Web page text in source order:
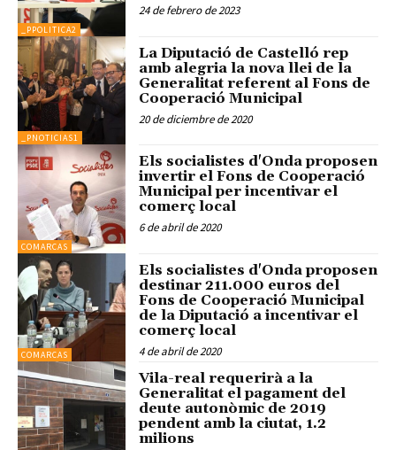
_PPOLITICA2
24 de febrero de 2023
_PNOTICIAS1
La Diputació de Castelló rep
amb alegria la nova llei de la
Generalitat referent al Fons de
Cooperació Municipal
20 de diciembre de 2020
COMARCAS
Els socialistes d'Onda proposen
invertir el Fons de Cooperació
Municipal per incentivar el
comerç local
6 de abril de 2020
COMARCAS
Els socialistes d'Onda proposen
destinar 211.000 euros del
Fons de Cooperació Municipal
de la Diputació a incentivar el
comerç local
4 de abril de 2020
Vila-real requerirà a la
Generalitat el pagament del
deute autonòmic de 2019
pendent amb la ciutat, 1.2
milions